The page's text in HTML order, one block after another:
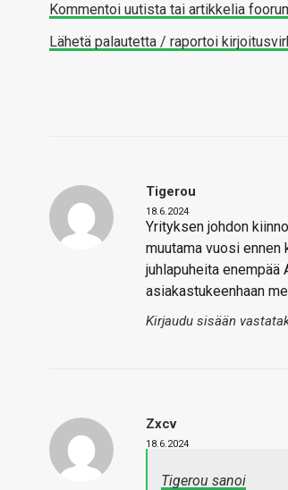
Kommentoi uutista tai artikkelia
Lähetä palautetta / raportoi
Tigerou
18.6.2024
Yrityksen johdon
muutama vuosi
juhlapuheita
asiakastukeenhaan
Kirjaudu sisään
Zxcv
18.6.2024
Tigerou sanoi